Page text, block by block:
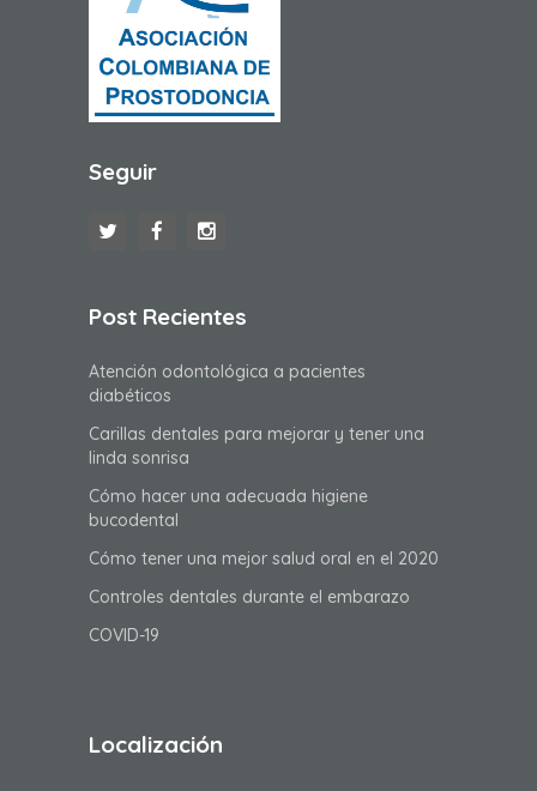
Seguir
Post Recientes
Atención odontológica a pacientes
diabéticos
Carillas dentales para mejorar y tener una
linda sonrisa
Cómo hacer una adecuada higiene
bucodental
Cómo tener una mejor salud oral en el 2020
Controles dentales durante el embarazo
COVID-19
Localización